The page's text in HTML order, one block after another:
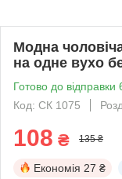
Модна
на одне вухо
Готово до відправки
Код: СК 1075
108 ₴ 135 ₴
Економія 27 ₴